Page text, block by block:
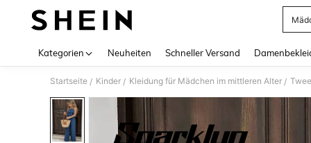
Kategorien Neuheiten Schneller Versand
Startseite / Kinder / Kleidung für Mädchen im mittleren Alter /